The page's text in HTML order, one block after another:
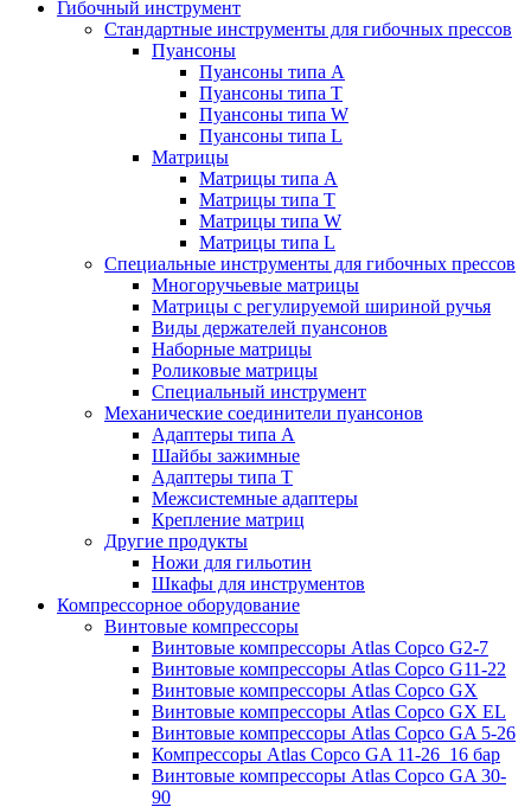
Гибочный инструмент
Стандартные инструменты для гибочных прессов
Пуансоны
Пуансоны типа A
Пуансоны типа T
Пуансоны типа W
Пуансоны типа L
Матрицы
Матрицы типа A
Матрицы типа T
Матрицы типа W
Матрицы типа L
Специальные инструменты для гибочных прессов
Многоручьевые матрицы
Матрицы с регулируемой шириной ручья
Виды держателей пуансонов
Наборные матрицы
Роликовые матрицы
Специальный инструмент
Механические соединители пуансонов
Адаптеры типа A
Шайбы зажимные
Адаптеры типа T
Межсистемные адаптеры
Крепление матриц
Другие продукты
Ножи для гильотин
Шкафы для инструментов
Компрессорное оборудование
Винтовые компрессоры
Винтовые компрессоры Atlas Copco G2-7
Винтовые компрессоры Atlas Copco G11-22
Винтовые компрессоры Atlas Copco GX
Винтовые компрессоры Atlas Copco GX EL
Винтовые компрессоры Atlas Copco GA 5-26
Компрессоры Atlas Copco GA 11-26_16 бар
Винтовые компрессоры Atlas Copco GA 30-
90